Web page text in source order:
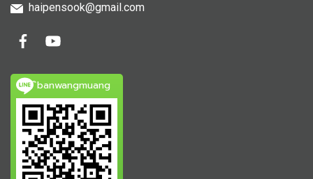
haipensook@gmail.com
ิbanwangmuang